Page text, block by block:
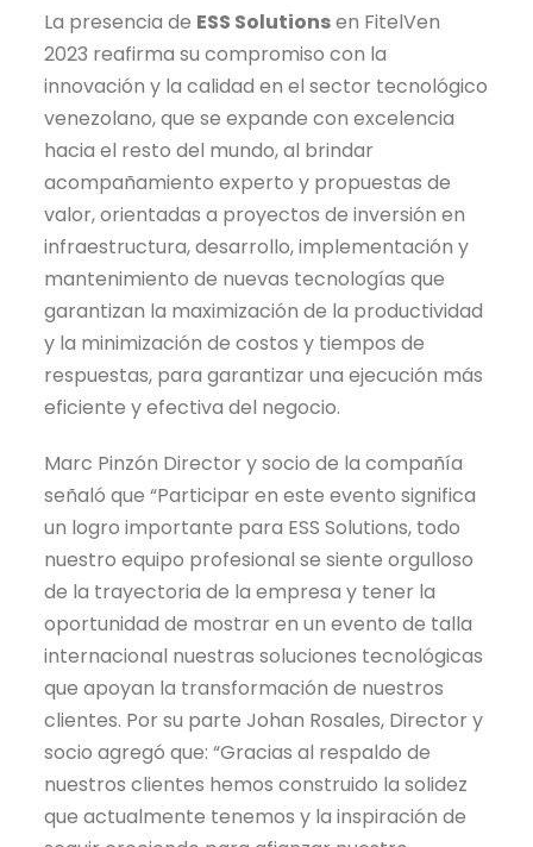
La presencia de ESS Solutionsen FitelVen
2023 reafirma su compromiso con la
innovación y la calidad en el sector tecnológico
venezolano, que se expande con excelencia
hacia el resto del mundo, al brindar
acompañamiento experto y propuestas de
valor, orientadas a proyectos de inversión en
infraestructura, desarrollo, implementación y
mantenimiento de nuevas tecnologías que
garantizan la maximización de la productividad
y la minimización de costos y tiempos de
respuestas, para garantizar una ejecución más
eficiente y efectiva del negocio.
Marc Pinzón Director y socio de la compañía
señaló que “Participar en este evento significa
un logro importante para ESS Solutions, todo
nuestro equipo profesional se siente orgulloso
de la trayectoria de la empresa y tener la
oportunidad de mostrar en un evento de talla
internacional nuestras soluciones tecnológicas
que apoyan la transformación de nuestros
clientes. Por su parte Johan Rosales, Director y
socio agregó que: “Gracias al respaldo de
nuestros clientes hemos construido la solidez
que actualmente tenemos y la inspiración de